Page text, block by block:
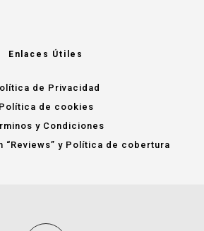
Enlaces Útiles
de Privacidad
Política de cookies
y Condiciones
“Reviews” y Política de cobertura